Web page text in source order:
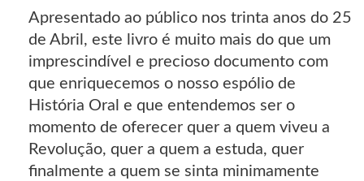
Apresentado ao público nos trinta anos do 25
de Abril, este livro é muito mais do que um
imprescindível e precioso documento com
que enriquecemos o nosso espólio de
História Oral e que entendemos ser o
momento de oferecer quer a quem viveu a
Revolução, quer a quem a estuda, quer
finalmente a quem se sinta minimamente